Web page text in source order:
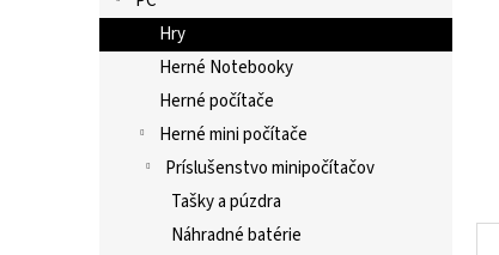
Hry
Herné Notebooky
Herné počítače
Herné mini počítače
Príslušenstvo minipočítačov
Tašky a púzdra
Náhradné batérie